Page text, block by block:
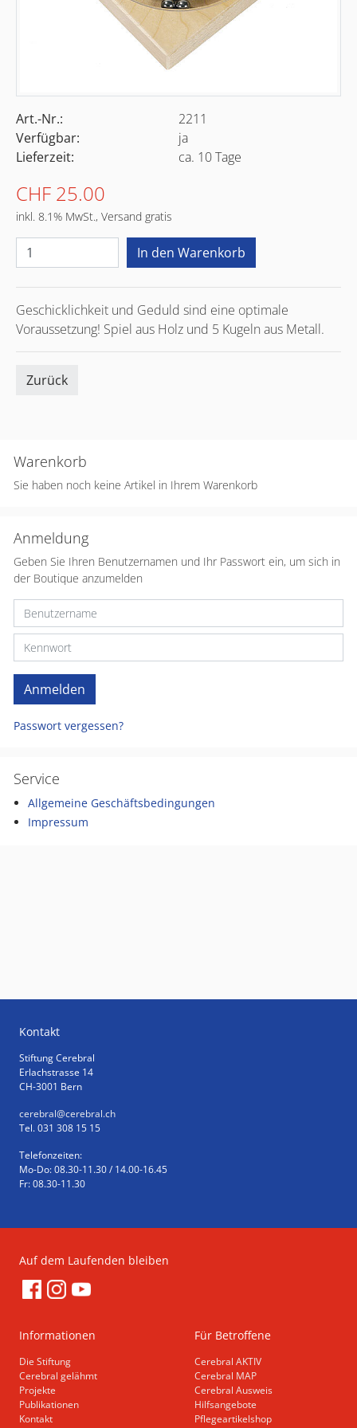
Warenkorb
Sie haben noch keine Artikel in Ihrem Warenkorb
Anmeldung
Geben Sie Ihren Benutzernamen und Ihr Passwort ein, um sich in
der Boutique anzumelden
Passwort vergessen?
Service
Allgemeine Geschäftsbedingungen
Impressum
Art.-Nr.:
2211
Verfügbar:
ja
Lieferzeit:
ca. 10 Tage
CHF 25.00
inkl. 8.1% MwSt., Versand gratis
Geschicklichkeit und Geduld sind eine optimale
Voraussetzung! Spiel aus Holz und 5 Kugeln aus Metall.
Zurück
Kontakt
Stiftung Cerebral
Erlachstrasse 14
CH-3001 Bern
cerebral@cerebral.ch
Tel. 031 308 15 15
Telefonzeiten:
Mo-Do: 08.30-11.30 / 14.00-16.45
Fr: 08.30-11.30
Auf dem Laufenden bleiben
Informationen
Die Stiftung
Cerebral gelähmt
Projekte
Publikationen
Kontakt
Für Betroffene
Cerebral AKTIV
Cerebral MAP
Cerebral Ausweis
Hilfsangebote
Pflegeartikelshop